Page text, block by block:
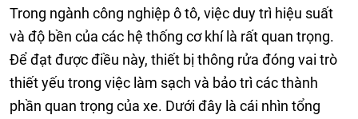
Trong ngành công nghiệp ô tô, việc duy trì hiệu suất
và độ bền của các hệ thống cơ khí là rất quan trọng.
Để đạt được điều này, thiết bị thông rửa đóng vai trò
thiết yếu trong việc làm sạch và bảo trì các thành
phần quan trọng của xe. Dưới đây là cái nhìn tổng